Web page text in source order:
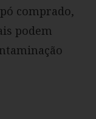
comprado,
podem